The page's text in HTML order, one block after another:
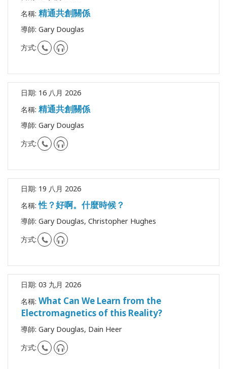
名稱: 精通共創關係
導師: Gary Douglas
方式:
日期: 16 八月 2026
名稱: 精通共創關係
導師: Gary Douglas
方式:
日期: 19 八月 2026
名稱:性？好啊。什麼時候？
導師: Gary Douglas, Christopher Hughes
方式:
日期: 03 九月 2026
名稱: What Can We Learn from the
Electromagnetics of this Reality?
導師: Gary Douglas, Dain Heer
方式: